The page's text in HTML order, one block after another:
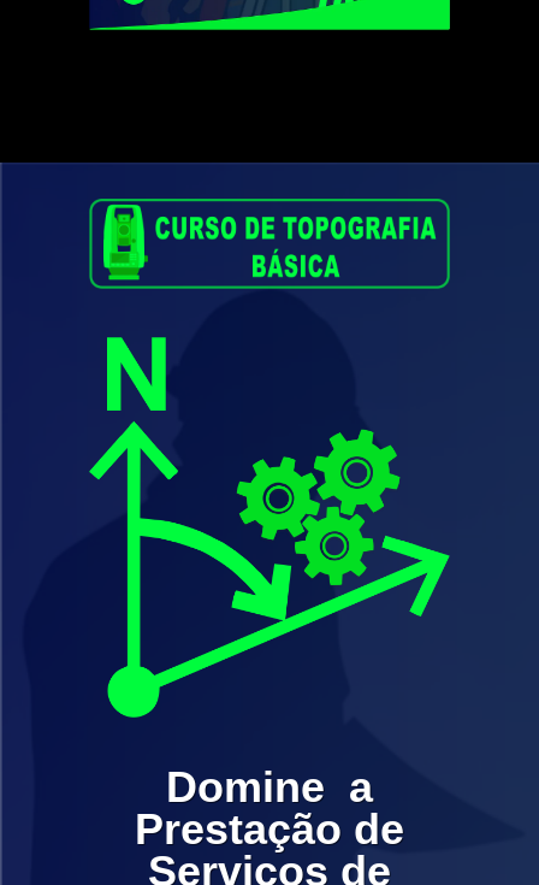
Domine a
Prestação de
Serviços de